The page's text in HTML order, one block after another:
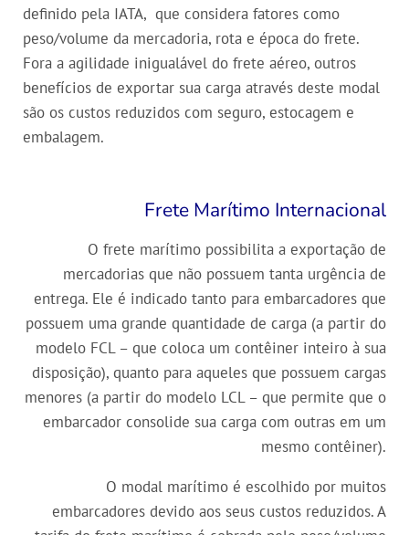
definido pela IATA, que considera fatores como
peso/volume da mercadoria, rota e época do frete.
Fora a agilidade inigualável do frete aéreo, outros
benefícios de exportar sua carga através deste modal
são os custos reduzidos com seguro, estocagem e
embalagem.
Frete Marítimo Internacional
O frete marítimo possibilita a exportação de
mercadorias que não possuem tanta urgência de
entrega. Ele é indicado tanto para embarcadores que
possuem uma grande quantidade de carga (a partir do
modelo FCL – que coloca um contêiner inteiro à sua
disposição), quanto para aqueles que possuem cargas
menores (a partir do modelo LCL – que permite que o
embarcador consolide sua carga com outras em um
mesmo contêiner).
O modal marítimo é escolhido por muitos
embarcadores devido aos seus custos reduzidos. A